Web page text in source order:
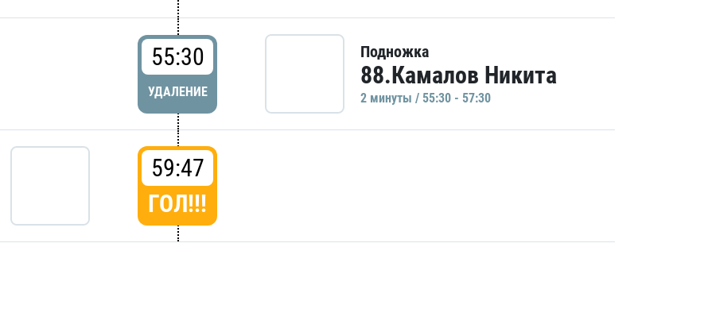
55:30
УДАЛЕНИЕ
Подножка
88.Камалов Никита
2 минуты / 55:30 - 57:30
59:47
ГОЛ!!!